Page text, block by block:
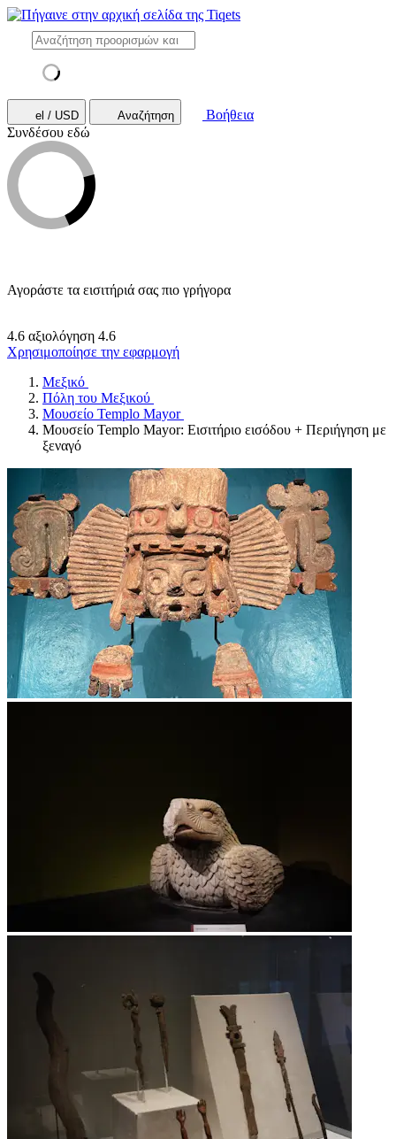
el / USD Αναζήτηση
Βοήθεια
Συνδέσου εδώ
Αγοράστε τα εισιτήριά σας πιο γρήγορα
4.6 αξιολόγηση 4.6
Χρησιμοποίησε την εφαρμογή
Μεξικό
Πόλη του Μεξικού
Μουσείο Templo Mayor
Μουσείο Templo Mayor: Εισιτήριο εισόδου + Περιήγηση με
ξεναγό